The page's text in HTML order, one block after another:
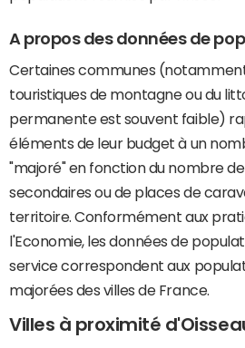
A propos des données de
Certaines communes
touristiques de montagne ou du
permanente est souvent faible)
éléments de leur budget à un
"majoré" en fonction du nombre
secondaires ou de places de
territoire. Conformément aux
l'Economie, les données de
service correspondent aux
majorées des villes de France.
Villes à proximité